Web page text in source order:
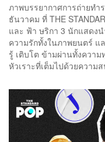
ภาพบรรยากาศการถ่ายทำ
ธันวาคม ที่ THE
และ ฟ้า ษริกา 3 นักแสดงน
ความรักทั้งในภาพยนตร์ แ
รู้ เติบโต ข้ามผ่านทั้งความ
หัวเราะที่เต็มไปด้วยความ